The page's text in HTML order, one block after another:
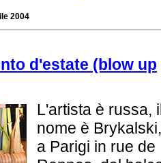
2004
d'estate (blow up
L'artista è russa,
nome è
a Parigi in rue de